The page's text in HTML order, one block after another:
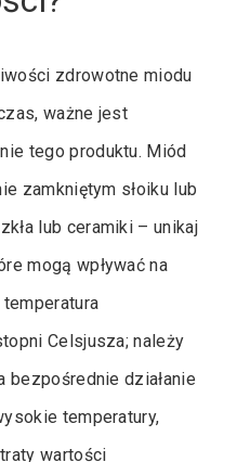
zdrowotne miodu
ważne jest
tego produktu. Miód
zamkniętym słoiku lub
lub ceramiki – unikaj
mogą wpływać na
Celsjusza; należy
bezpośrednie działanie
temperatury,
wartości